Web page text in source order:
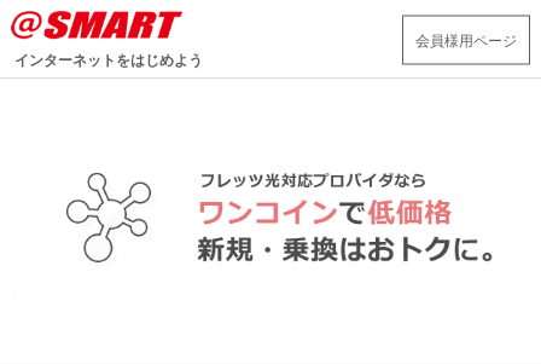
インターネットをはじめよう
会員様用ページ